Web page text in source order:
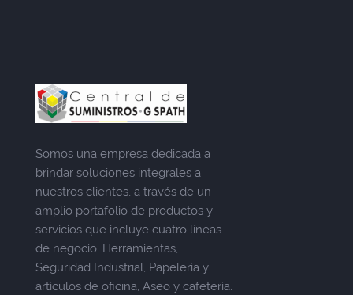
Somos una empresa dedicada a
brindar soluciones integrales a
nuestros clientes, a través de un
amplio portafolio de productos y
servicios que incluye cuatro líneas
de negocio: Herramientas,
Seguridad Industrial, Papelería y
artículos de oficina, Aseo y cafetería.